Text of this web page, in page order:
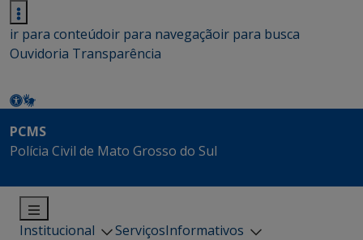
ir para conteúdoir para navegaçãoir para busca
Ouvidoria Transparência
PCMS
Polícia Civil de Mato Grosso do Sul
Institucional ServiçosInformativos